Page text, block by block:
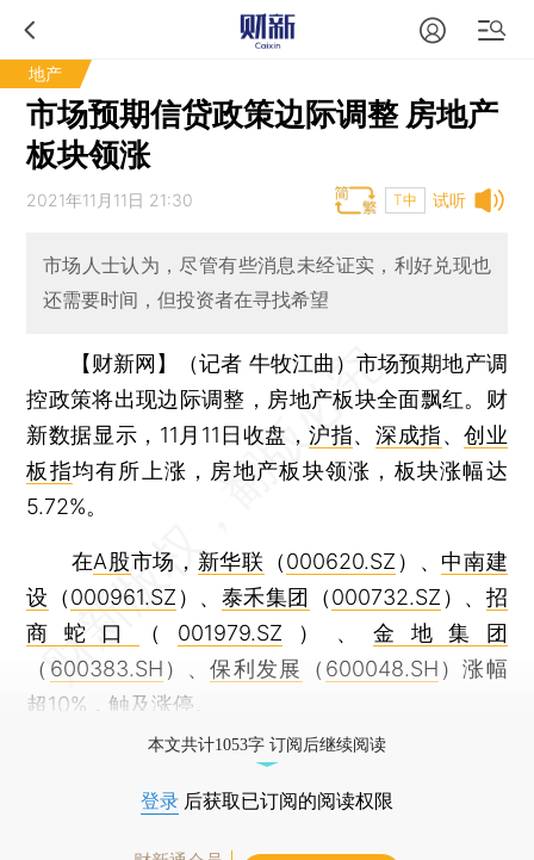
地产
市场预期信贷政策边际调整 房地产
板块领涨
试听
2021年11月11日 21:30 T中
市场人士认为，尽管有些消息未经证实，利好兑现也
还需要时间，但投资者在寻找希望
【财新网】（记者 牛牧江曲）市场预期地产调
控政策将出现边际调整，房地产板块全面飘红。财
新数据显示，11月11日收盘，沪指、 深成指、创业
板指均有所上涨，房地产板块领涨，板块涨幅达
5.72%。
在A股市场， 新华联 （000620.SZ ）、 中南建
设 （000961.SZ ）、 泰禾集团 （000732.SZ ）、 招
商蛇口
（ 001979.SZ ）、金地集团
（ 600383.SH ）、保利发展 （ 600048.SH ）涨幅
超10%，触及涨停。
本文共计1053字 订阅后继续阅读
登录 后获取已订阅的阅读权限